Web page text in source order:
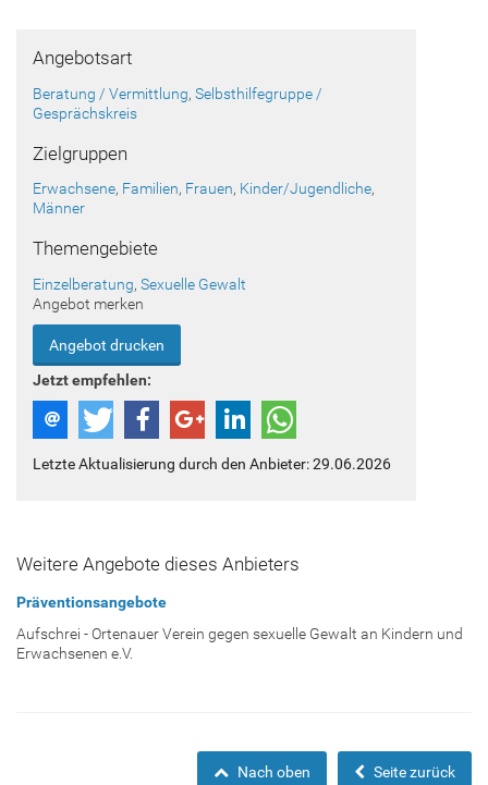
Angebotsart
Beratung / Vermittlung, Selbsthilfegruppe /
Gesprächskreis
Zielgruppen
Erwachsene, Familien, Frauen, Kinder/Jugendliche,
Männer
Themengebiete
Einzelberatung, Sexuelle Gewalt
Angebot merken
Angebot drucken
Jetzt empfehlen:
Letzte Aktualisierung durch den Anbieter: 29.06.2026
Weitere Angebote dieses Anbieters
Präventionsangebote
Aufschrei - Ortenauer Verein gegen sexuelle Gewalt an Kindern und
Erwachsenen e.V.
Seite zurück
Nach oben